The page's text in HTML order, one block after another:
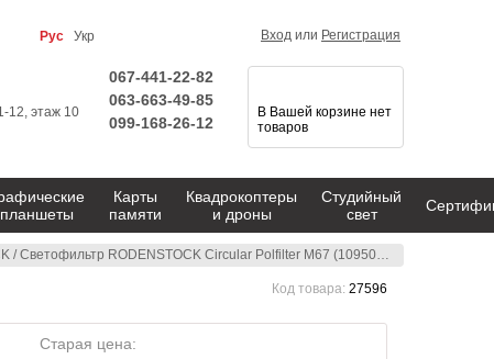
/Светофильтр RODENSTOCK Circular Polfilter M67 (10950088067)
Код товара: 27596
Старая цена:
Рус Укр Вход или Регистрация
12, этаж 10
067-441-22-82
063-663-49-85
099-168-26-12
В Вашей корзине нет
товаров
планшеты
Карты
памяти
Квадрокоптеры
и дроны
Студийный
свет